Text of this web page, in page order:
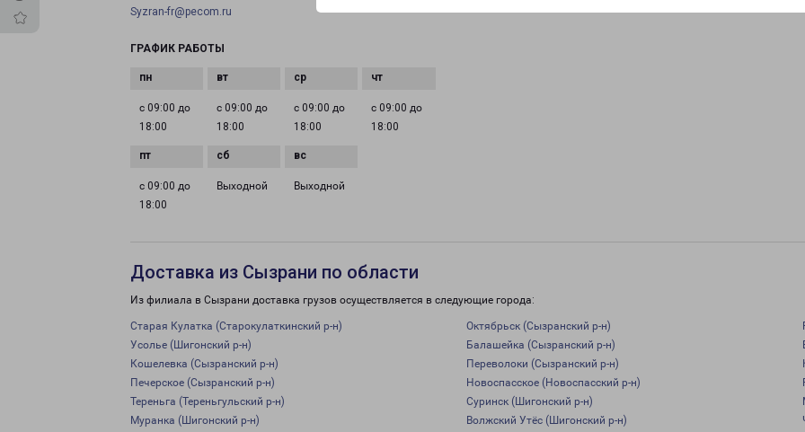
Syzran-fr@pecom.ru
ГРАФИК РАБОТЫ
с 09:00 до
18:00
с 09:00 до
18:00
с 09:00 до
18:00
с 09:00 до
18:00
с 09:00 до
18:00
Выходной Выходной
Доставка из Сызрани по области
Из филиала в Сызрани доставка грузов осуществляется в следующие города:
Старая Кулатка (Старокулаткинский р-н) Октябрьск (Сызранский р-н)
Усолье (Шигонский р-н)
Балашейка (Сызранский р-н)
Кошелевка (Сызранский р-н)
Переволоки (Сызранский р-н)
Печерское (Сызранский р-н)
Новоспасское (Новоспасский р-н)
Тереньга (Тереньгульский р-н)
Суринск (Шигонский р-н)
Муранка (Шигонский р-н)
Волжский Утёс (Шигонский р-н)